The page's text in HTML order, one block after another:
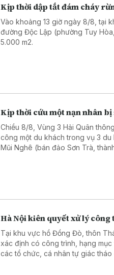
Kịp thời dập tắt đám cháy
Vào khoảng 13 giờ ngày 8/8, tại
đường Độc Lập (phường Tuy
5.000 m2.
Kịp thời cứu một nạn nhân
Chiều 8/8, Vùng 3 Hải Quân
công một du khách trong vụ 3
Mũi Nghê (bán đảo Sơn Trà,
Hà Nội kiên quyết xử lý
Tại khu vực hồ Đồng Đò, thôn
xác định có công trình, hạng
các tổ chức, cá nhân tự giác